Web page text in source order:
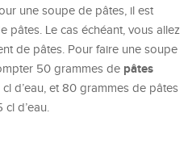
une soupe de pâtes, il est
pâtes. Le cas échéant, vous allez
de pâtes. Pour faire une soupe
50 grammes de pâtes
d’eau, et 80 grammes de pâtes
d’eau.